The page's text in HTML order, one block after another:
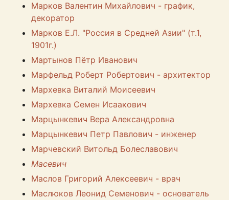
Марков Валентин Михайлович - график,
декоратор
Марков Е.Л. "Россия в Средней Азии" (т.1,
1901г.)
Мартынов Пётр Иванович
Марфельд Роберт Робертович - архитектор
Мархевка Виталий Моисеевич
Мархевка Семен Исаакович
Марцынкевич Вера Александровна
Марцынкевич Петр Павлович - инженер
Марчевский Витольд Болеславович
Масевич
Маслов Григорий Алексеевич - врач
Маслюков Леонид Семенович - основатель